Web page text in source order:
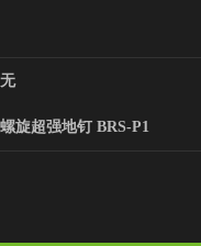
上一个产品： 无
螺旋超强地钉 BRS-P1